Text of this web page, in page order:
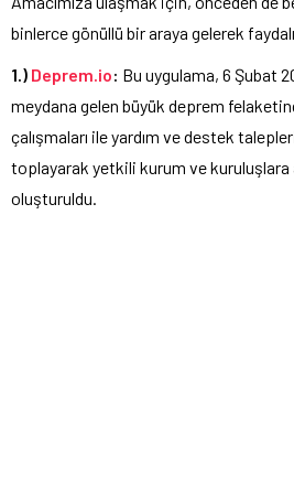
binlerce gönüllü bir araya gelerek
1.) Deprem.io: Bu uygulama, 6 Şubat
meydana gelen büyük deprem
çalışmaları ile yardım ve destek
toplayarak yetkili kurum ve kuruluşlara
oluşturuldu.